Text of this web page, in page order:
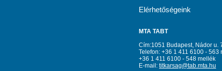
Elérhetőségeink
MTA TABT
Cím:1051 Budapest, Nádor u.
Telefon: +36 1 411 6100 - 563
+36 1 411 6100 - 548 mellék
E-mail: titkarsag@tab.mta.hu